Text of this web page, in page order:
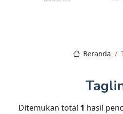
Beranda
Ditemukan total 1 hasil